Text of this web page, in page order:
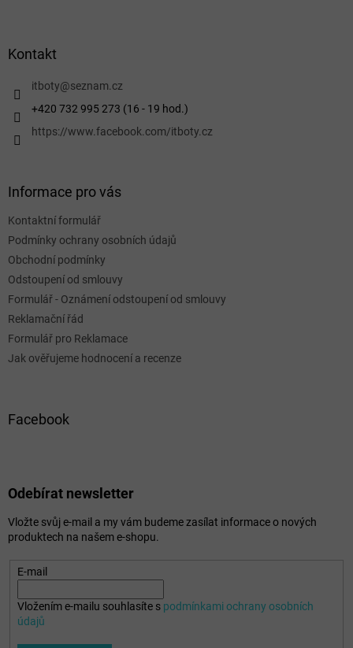
Kontakt
itboty@seznam.cz
+420 732 995 273 (16 - 19 hod.)
https://www.facebook.com/itboty.cz
Informace pro vás
Kontaktní formulář
Podmínky ochrany osobních údajů
Obchodní podmínky
Odstoupení od smlouvy
Formulář - Oznámení odstoupení od smlouvy
Reklamační řád
Formulář pro Reklamace
Jak ověřujeme hodnocení a recenze
Facebook
Odebírat newsletter
Vložte svůj e-mail a my vám budeme zasílat informace o nových
produktech na našem e-shopu.
E-mail
Vložením e-mailu souhlasíte s podmínkami ochrany osobních
údajů